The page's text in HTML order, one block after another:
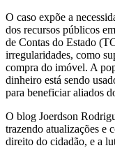
O caso expõe a
dos recursos públicos
de Contas do Estado
irregularidades, como
compra do imóvel. A
dinheiro está sendo
para beneficiar aliados
O blog Joerdson
trazendo atualizações e
direito do cidadão, e a